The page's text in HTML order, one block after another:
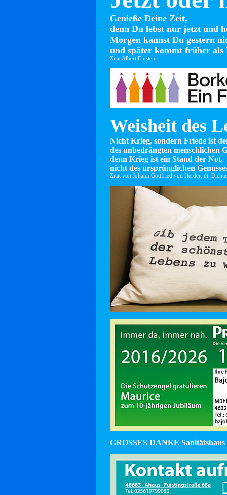
Genieße Deine Zeit,
denn Du lebst nur jetzt und
Morgen kannst Du gestern
und später kommt früher als
Zitat Albert Einstein
Weisheit des
Nicht Krieg, sondern Friede ist
des unbedrängten menschlichen
denn Krieg ist ein Stand der Not,
nicht des ursprünglichen
Zitat von Johann Gottfried von Herder, dt.
GROSSES DANKE